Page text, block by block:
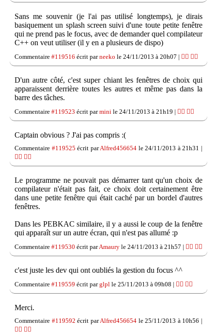
Sans me souvenir (je l'ai pas utilisé longtemps), je dirais
basiquement un splash screen suivi d'une toute petite fenêtre
qui ne prend pas le focus, avec de demander quel compilateur
C++ on veut utiliser (il y en a plusieurs de dispo)
Commentaire #119516 écrit parneeko le 24/11/2013 à 20h07 | 👍🏽 👎🏽
D'un autre côté, c'est super chiant les fenêtres de choix qui
apparaissent derrière toutes les autres et même pas dans la
barre des tâches.
Commentaire #119523 écrit parmini le 24/11/2013 à 21h19 | 👍🏽 👎🏽
Captain obvious ? J'ai pas compris :(
Commentaire #119525 écrit parAlfred456654 le 24/11/2013 à 21h31 |
👍🏽 👎🏽
Le programme ne pouvait pas démarrer tant qu'un choix de
compilateur n'était pas fait, ce choix doit certainement être
dans une petite fenêtre qui était caché par un bordel d'autres
fenêtres.
Dans les PEBKAC similaire, il y a aussi le coup de la fenêtre
qui apparaît sur un autre écran, qui n'est pas allumé :p
Commentaire #119530 écrit parAmaury le 24/11/2013 à 21h57 | 👍🏽 👎🏽
c'est juste les dev qui ont oubliés la gestion du focus ^^
Commentaire #119559 écrit parglpl le 25/11/2013 à 09h08 | 👍🏽 👎🏽
Merci.
Commentaire #119592 écrit parAlfred456654 le 25/11/2013 à 10h56 |
👍🏽 👎🏽